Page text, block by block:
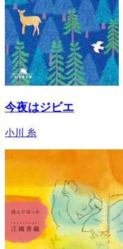
今夜はジビエ
小川 糸